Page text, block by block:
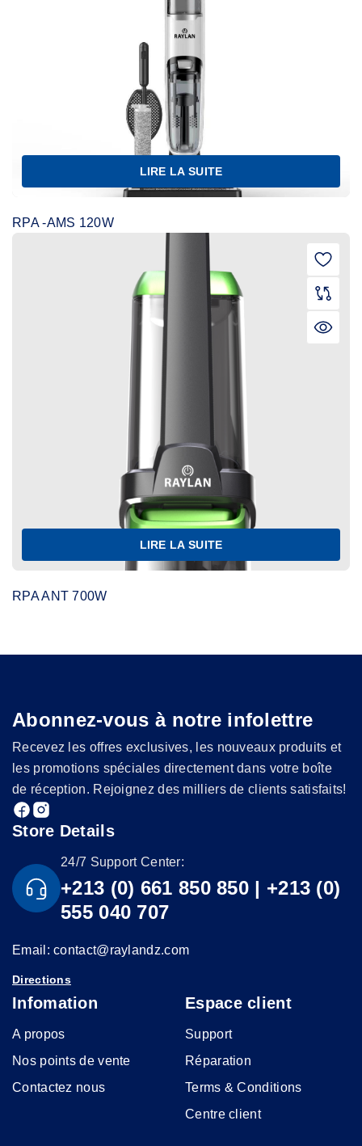
LIRE LA SUITE
RPA -AMS 120W
LIRE LA SUITE
RPA ANT 700W
Abonnez-vous à notre infolettre
Recevez les offres exclusives, les nouveaux produits et
les promotions spéciales directement dans votre boîte
de réception. Rejoignez des milliers de clients satisfaits!
Store Details
24/7 Support Center:
+213 (0) 661 850 850 | +213 (0)
555 040 707
Email: contact@raylandz.com
Directions
Infomation
A propos
Nos points de vente
Contactez nous
Espace client
Support
Réparation
Terms & Conditions
Centre client